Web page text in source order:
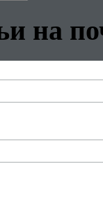
на